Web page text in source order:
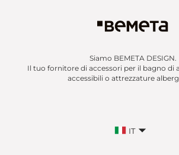
Siamo BEMETA DESIGN.
Il tuo fornitore di accessori per il bagno di
accessibili o attrezzature
IT